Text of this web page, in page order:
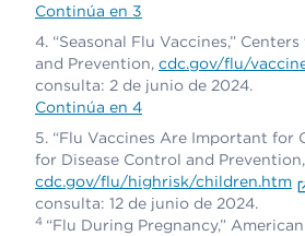
Continúa en 3
“Seasonal Flu Vaccines,”
and Prevention, cdc.gov/flu/
consulta: 2 de junio de 2024.
Continúa en 4
“Flu Vaccines Are Important for
for Disease Control and Prevention,
cdc.gov/flu/highrisk/children.htm
consulta: 12 de junio de 2024.
4 “Flu During Pregnancy,”